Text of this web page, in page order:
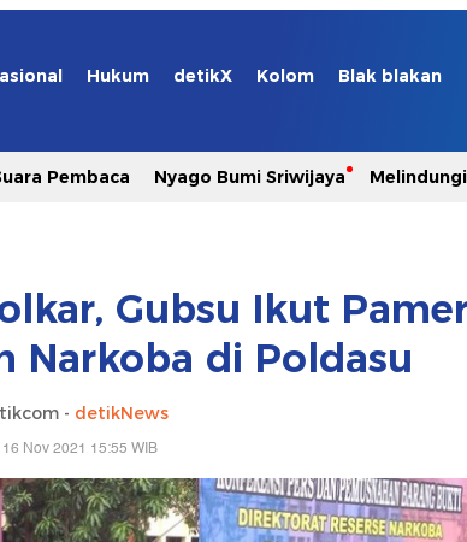
Hukum detikX Kolom Blak blakan
Pembaca Nyago Bumi Sriwijaya
Gubsu Ikut
Narkoba di Poldasu
- detikNews
Nov 2021 15:55 WIB